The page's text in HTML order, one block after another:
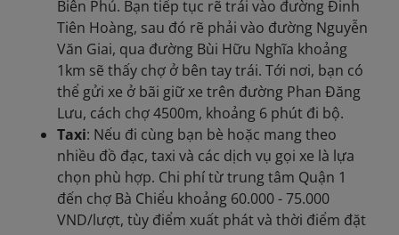
Biên Phủ. Bạn tiếp tục rẽ trái vào đường Đinh
Tiên Hoàng, sau đó rẽ phải vào đường Nguyễn
Văn Giai, qua đường Bùi Hữu Nghĩa khoảng
1km sẽ thấy chợ ở bên tay trái. Tới nơi, bạn có
thể gửi xe ở bãi giữ xe trên đường Phan Đăng
Lưu, cách chợ 4500m, khoảng 6 phút đi bộ.
Taxi: Nếu đi cùng bạn bè hoặc mang theo
nhiều đồ đạc, taxi và các dịch vụ gọi xe là lựa
chọn phù hợp. Chi phí từ trung tâm Quận 1
đến chợ Bà Chiểu khoảng 60.000 - 75.000
VND/lượt, tùy điểm xuất phát và thời điểm đặt